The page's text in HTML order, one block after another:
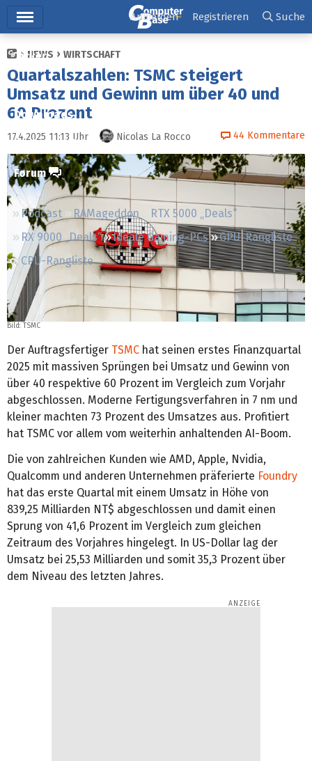
Ticker
Tests
Downloads
Preisvergleich
Forum
Podcast RAMageddon
RTX 5000 „Deals“
RX 9000 „Deals“
Ideale Gaming-PCs
GPU-Rangliste
CPU-Rangliste
Anmelden Registrieren Suche
NEWS WIRTSCHAFT
Quartalszahlen: TSMC steigert
Umsatz und Gewinn um über 40 und
60 Prozent
17.4.2025 11:13 Uhr Nicolas La Rocco 44 Kommentare
Bild: TSMC
Der Auftragsfertiger TSMC hat seinen erstes Finanzquartal
2025 mit massiven Sprüngen bei Umsatz und Gewinn von
über 40 respektive 60 Prozent im Vergleich zum Vorjahr
abgeschlossen. Moderne Fertigungsverfahren in 7 nm und
kleiner machten 73 Prozent des Umsatzes aus. Profitiert
hat TSMC vor allem vom weiterhin anhaltenden AI-Boom.
Die von zahlreichen Kunden wie AMD, Apple, Nvidia,
Qualcomm und anderen Unternehmen präferierte Foundry
hat das erste Quartal mit einem Umsatz in Höhe von
839,25 Milliarden NT$ abgeschlossen und damit einen
Sprung von 41,6 Prozent im Vergleich zum gleichen
Zeitraum des Vorjahres hingelegt. In US-Dollar lag der
Umsatz bei 25,53 Milliarden und somit 35,3 Prozent über
dem Niveau des letzten Jahres.